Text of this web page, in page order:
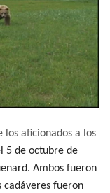
los aficionados a los
5 de octubre de
Ambos fueron
cadáveres fueron